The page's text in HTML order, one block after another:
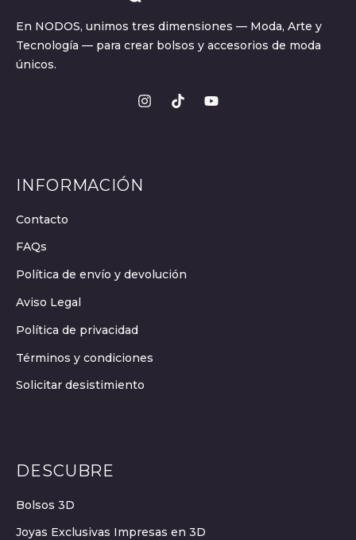
En NODOS, unimos tres dimensiones — Moda, Arte y
Tecnología — para crear bolsos y accesorios de moda
únicos.
INFORMACIÓN
Contacto
FAQs
Política de envío y devolución
Aviso Legal
Política de privacidad
Términos y condiciones
Solicitar desistimiento
DESCUBRE
Bolsos 3D
Joyas Exclusivas Impresas en 3D